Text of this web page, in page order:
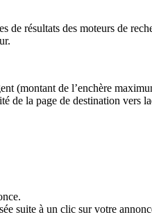
de résultats des moteurs de
(montant de l’enchère
de la page de destination vers
suite à un clic sur votre